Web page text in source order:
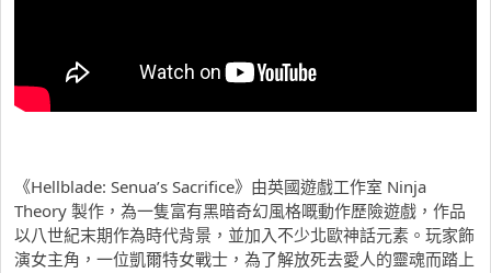
《Hellblade: Senua’s Sacrifice》由英國遊戲工作室 Ninja
Theory 製作，為一隻富有黑暗奇幻風格嘅動作歷險遊戲，作品
以八世紀末期作為時代背景，並加入不少北歐神話元素。玩家飾
演女主角，一位凱爾特女戰士，為了解放死去愛人的靈魂而踏上